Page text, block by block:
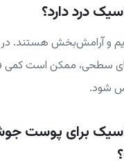
درد دارد؟
و آرامش‌بخش هستند. در
سطحی، ممکن است کمی
شود.
برای پوست